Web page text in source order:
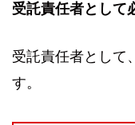
受託責任者として
受託責任者として
す。